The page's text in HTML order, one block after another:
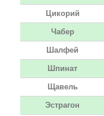
Цикорий
Чабер
Шалфей
Шпинат
Щавель
Эстрагон